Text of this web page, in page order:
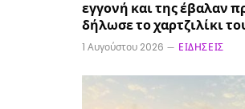
εγγονή και της έβαλαν
δήλωσε το χαρτζιλίκι
1 Αυγούστου 2026 ΕΙΔΉΣΕΙΣ